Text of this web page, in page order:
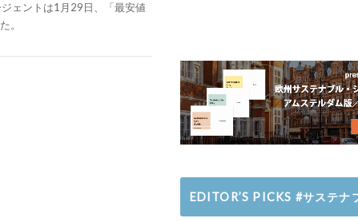
ェントは1月29日、「最安値
。
EDITOR’S PICKS #サステナ